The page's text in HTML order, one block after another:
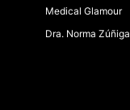
Medical Glamour
Dra. Norma Zúñiga